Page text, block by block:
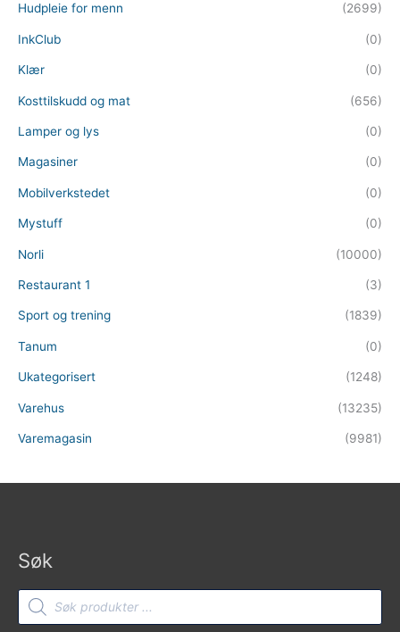
Hudpleie for menn (2699)
InkClub (0)
Klær (0)
Kosttilskudd og mat (656)
Lamper og lys (0)
Magasiner (0)
Mobilverkstedet (0)
Mystuff (0)
Norli (10000)
Restaurant 1 (3)
Sport og trening (1839)
Tanum (0)
Ukategorisert (1248)
Varehus (13235)
Varemagasin (9981)
Søk
Products
search